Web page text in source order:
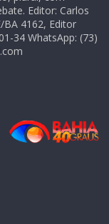
Editor: Carlos
BA 4162, Editor
34 WhatsApp: (73)